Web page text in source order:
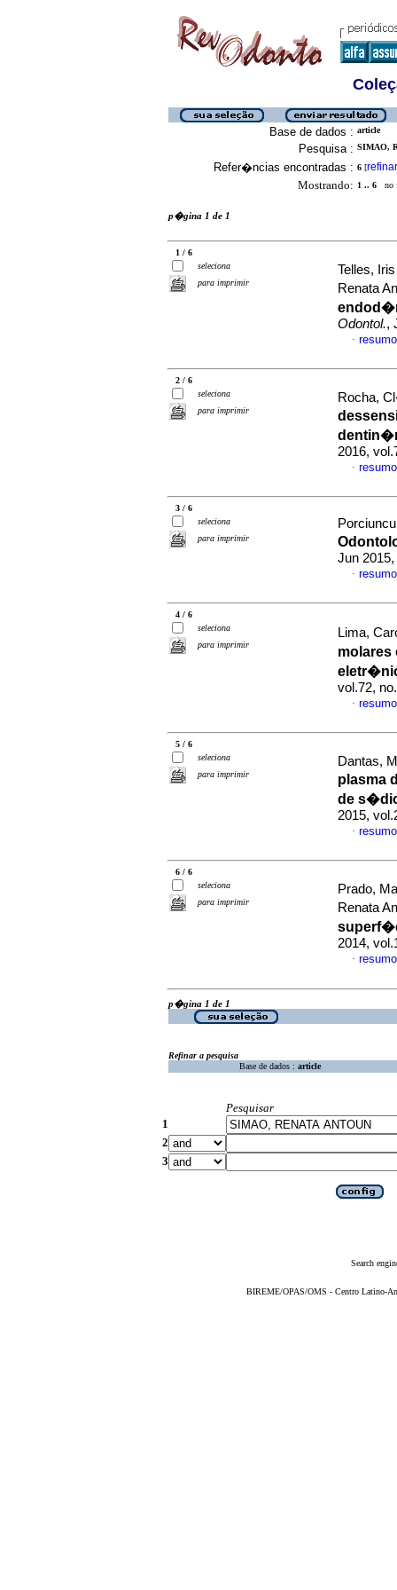
Base de dados : article
Pesquisa : SIMAO,
Refer�ncias encontradas : 6 [refinar
Mostrando: 1 .. 6 no
p�gina 1 de 1
1 / 6
seleciona
para imprimir
Telles,
Renata
Odontol.,
·
2 / 6
seleciona
para imprimir
Rocha,
2016,
·
3 / 6
seleciona
para imprimir
Jun
·
4 / 6
seleciona
para imprimir
Lima,
vol.72,
·
5 / 6
seleciona
para imprimir
Dantas,
plasma
de
2015,
·
6 / 6
seleciona
para imprimir
Prado,
Renata
2014,
·
p�gina 1 de 1
Refinar a pesquisa
Base de dados : article
Pesquisar
1
2
3
Search
BIREME/OPAS/OMS - Centro Latino-